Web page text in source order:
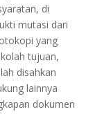
di
mutasi dari
yang
tujuan,
disahkan
lainnya
dokumen